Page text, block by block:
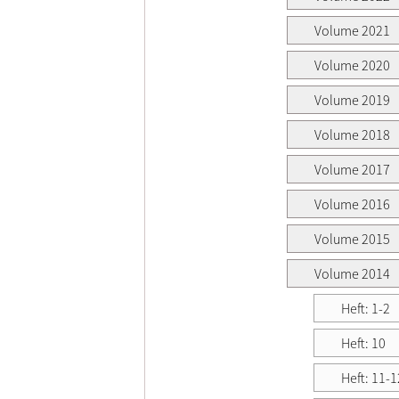
Volume 2021
Volume 2020
Volume 2019
Volume 2018
Volume 2017
Volume 2016
Volume 2015
Volume 2014
Heft: 1-2
Heft: 10
Heft: 11-